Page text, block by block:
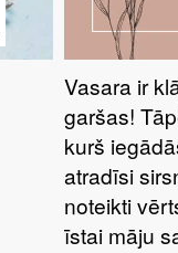
Vasara ir
garšas!
kurš
atradīsi
noteikti
īstai māju